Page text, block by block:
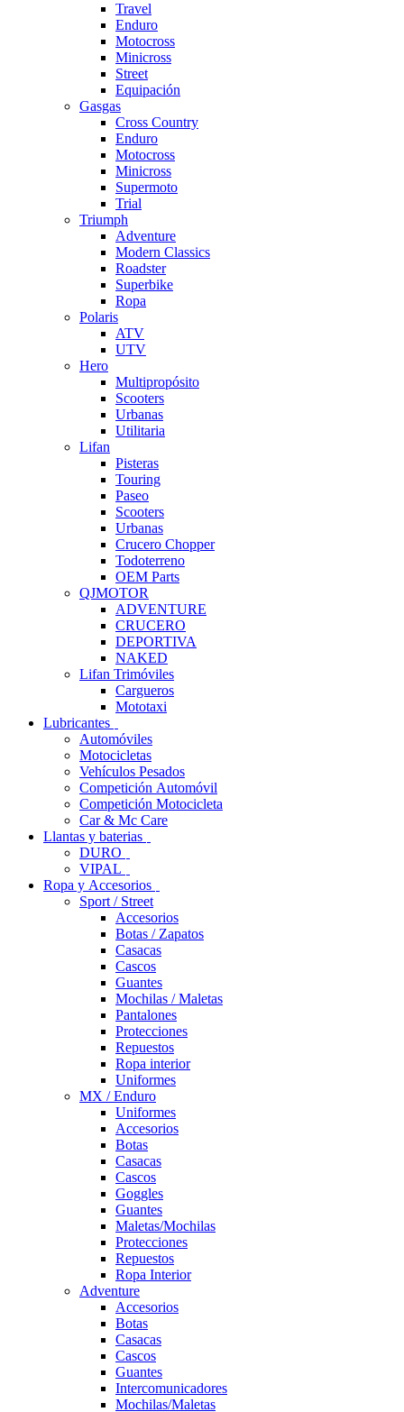
Travel
Enduro
Motocross
Minicross
Street
Equipación
Gasgas
Cross Country
Enduro
Motocross
Minicross
Supermoto
Trial
Triumph
Adventure
Modern Classics
Roadster
Superbike
Ropa
Polaris
ATV
UTV
Hero
Multipropósito
Scooters
Urbanas
Utilitaria
Lifan
Pisteras
Touring
Paseo
Scooters
Urbanas
Crucero Chopper
Todoterreno
OEM Parts
QJMOTOR
ADVENTURE
CRUCERO
DEPORTIVA
NAKED
Lifan Trimóviles
Cargueros
Mototaxi
Lubricantes
Automóviles
Motocicletas
Vehículos Pesados
Competición Automóvil
Competición Motocicleta
Car & Mc Care
Llantas y baterias
DURO
VIPAL
Ropa y Accesorios
Sport / Street
Accesorios
Botas / Zapatos
Casacas
Cascos
Guantes
Mochilas / Maletas
Pantalones
Protecciones
Repuestos
Ropa interior
Uniformes
MX / Enduro
Uniformes
Accesorios
Botas
Casacas
Cascos
Goggles
Guantes
Maletas/Mochilas
Protecciones
Repuestos
Ropa Interior
Adventure
Accesorios
Botas
Casacas
Cascos
Guantes
Intercomunicadores
Mochilas/Maletas